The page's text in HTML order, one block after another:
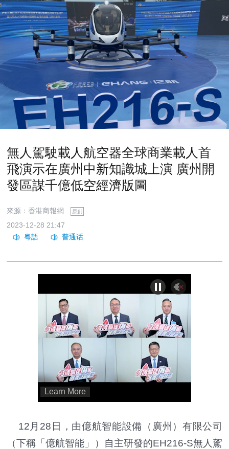
無人駕駛載人航空器全球商業載人首
飛演示在廣州中新知識城上演 廣州開
發區謀千億低空經濟版圖
來源：香港商報網 原創
2023-12-28 21:47
12月28日，由億航智能設備（廣州）有限公司
（下稱「億航智能」）自主研發的EH216-S無人駕